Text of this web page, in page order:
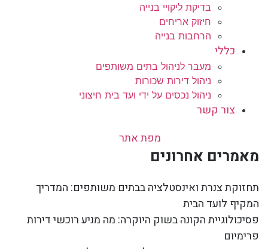
בדיקת ליקויי בנייה
חיזוק אריחים
הרחבות בנייה
כללי
מעבר לניהול בתים משותפים
ניהול דירות שכורות
ניהול נכסים על ידי ועד בית חיצוני
צור קשר
מפת אתר
מאמרים אחרונים
תחזוקת צנרת ואינסטלציה בבתים משותפים: המדריך
המקיף לועד הבית
פסיכולוגיית הקונה בשוק היוקרה: מה מניע רוכשי דירות
פרימיום